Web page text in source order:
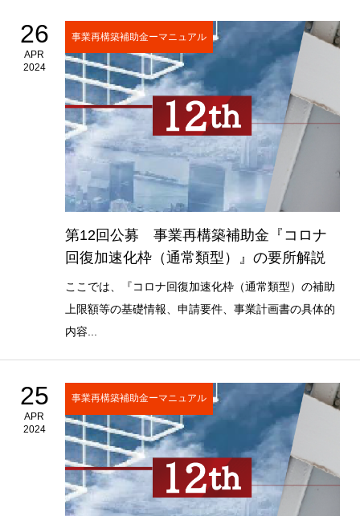
26
APR
2024
事業再構築補助金ーマニュアル
第12回公募 事業再構築補助金『コロナ
回復加速化枠（通常類型）』の要所解説
ここでは、『コロナ回復加速化枠（通常類型）の補助
上限額等の基礎情報、申請要件、事業計画書の具体的
内容...
25
APR
2024
事業再構築補助金ーマニュアル